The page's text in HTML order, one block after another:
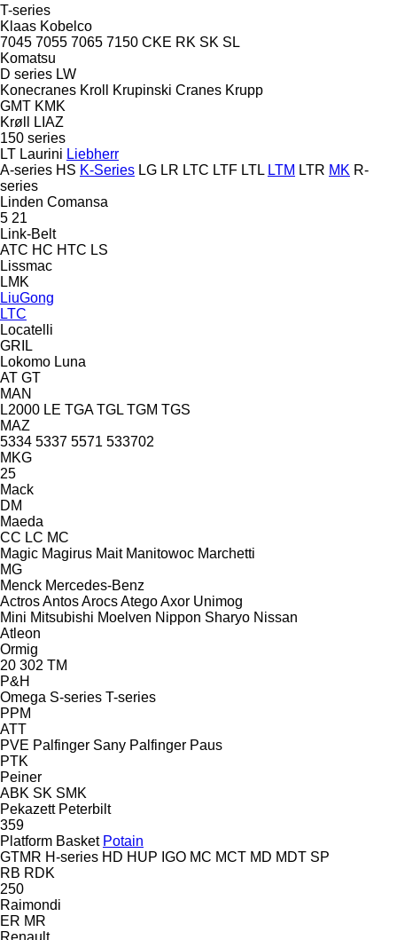
T-series
Klaas Kobelco
7045 7055 7065 7150 CKE RK SK SL
Komatsu
D series LW
Konecranes Kroll Krupinski Cranes Krupp
GMT KMK
Krøll
LIAZ
150 series
LT Laurini Liebherr
A-series HS K-Series LG LR LTC LTF LTL LTM LTR MK R-
series
Linden Comansa
5 21
Link-Belt
ATC HC HTC LS
Lissmac
LMK
LiuGong
LTC
Locatelli
GRIL
Lokomo Luna
AT GT
MAN
L2000 LE TGA TGL TGM TGS
MAZ
5334 5337 5571 533702
MKG
25
Mack
DM
Maeda
CC LC MC
Magic Magirus Mait Manitowoc Marchetti
MG
Menck Mercedes-Benz
ActrosAntosArocsAtegoAxor Unimog
Mini Mitsubishi Moelven Nippon Sharyo Nissan
Atleon
Ormig
20 302 TM
P&H
Omega S-series T-series
PPM
ATT
PVE Palfinger Sany Palfinger Paus
PTK
Peiner
ABK SK SMK
Pekazett Peterbilt
359
Platform Basket Potain
GTMR H-series HD HUP IGO MC MCT MD MDT SP
RB RDK
250
Raimondi
ER MR
Renault